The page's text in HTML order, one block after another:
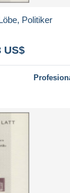
Politiker
US$